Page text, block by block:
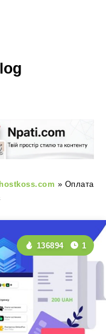
» Оплата
136894 1